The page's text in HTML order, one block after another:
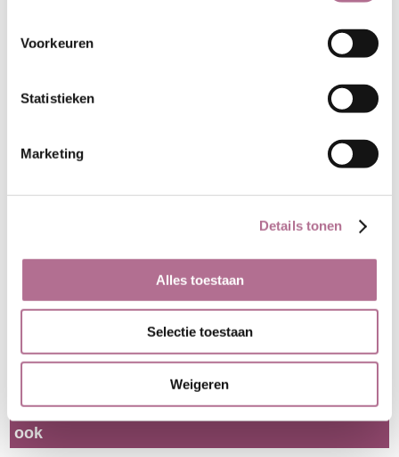
Voorkeuren
Statistieken
Marketing
Details tonen
Alles toestaan
Selectie toestaan
Weigeren
Gerelateerde Producten
biologische katoen
€51.95 incl BTW
Klik hier
€49.99 incl BTW
Klik hier
Klanten die dit product hebben gekocht kochten
ook